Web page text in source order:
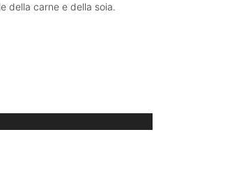
della carne e della soia.